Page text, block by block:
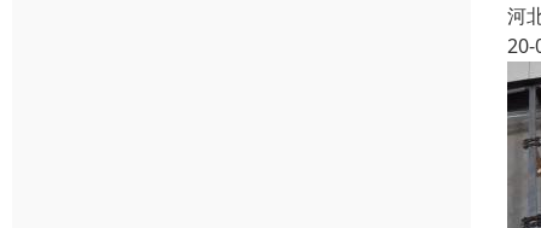
河
20-